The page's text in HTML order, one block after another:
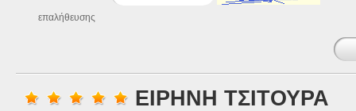
επαλήθευσης
ΕΙΡΗΝΗ ΤΣΙΤΟΥΡΑ